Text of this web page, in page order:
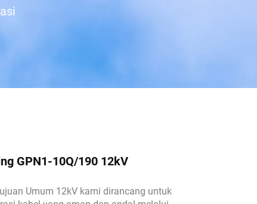
GPN1-10Q/190 12kV
Umum 12kV kami dirancang untuk